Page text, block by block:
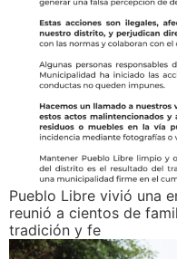
Pueblo Libre vivió una
reunió a cientos de
tradición y fe